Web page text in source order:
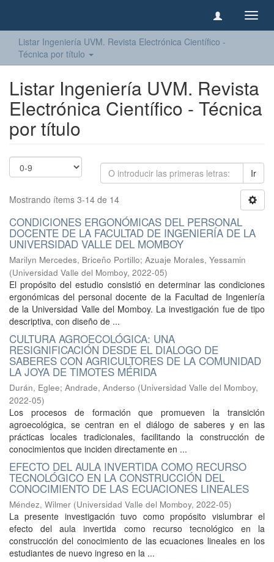
Listar Ingeniería UVM. Revista Electrónica Científico -
Técnica por título
Listar Ingeniería UVM. Revista
Electrónica Científico - Técnica
por título
Ir
Mostrando ítems 3-14 de 14
CONDICIONES ERGONÓMICAS DEL PERSONAL
DOCENTE DE LA FACULTAD DE INGENIERÍA DE LA
UNIVERSIDAD VALLE DEL MOMBOY
Marilyn Mercedes, Briceño Portillo; Azuaje Morales, Yessamin
(Universidad Valle del Momboy, 2022-05)
El propósito del estudio consistió en determinar las condiciones
ergonómicas del personal docente de la Facultad de Ingeniería
de la Universidad Valle del Momboy. La investigación fue de tipo
descriptiva, con diseño de ...
CULTURA AGROECOLÓGICA: UNA
RESIGNIFICACIÓN DESDE EL DIALOGO DE
SABERES CON AGRICULTORES DE LA COMUNIDAD
LA JOYA DE TIMOTES MÉRIDA
Durán, Eglee; Andrade, Anderso (Universidad Valle del Momboy,
2022-05)
Los procesos de formación que promueven la transición
agroecológica, se centran en el diálogo de saberes y en las
prácticas locales tradicionales, facilitando la construcción de
conocimientos que inciden directamente en ...
EFECTO DEL AULA INVERTIDA COMO RECURSO
TECNOLÓGICO EN LA CONSTRUCCIÓN DEL
CONOCIMIENTO DE LAS ECUACIONES LINEALES
Méndez, Wilmer (Universidad Valle del Momboy, 2022-05)
La presente investigación tuvo como propósito vislumbrar el
efecto del aula invertida como recurso tecnológico en la
construcción del conocimiento de las ecuaciones lineales en los
estudiantes de nuevo ingreso en la ...